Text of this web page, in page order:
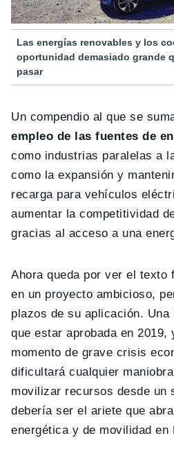
Las energías renovables y los
oportunidad demasiado grande
pasar
Un compendio al que se
empleo de las fuentes de
como industrias paralelas a
como la expansión y
recarga para vehículos
aumentar la competitividad
gracias al acceso a una
Ahora queda por ver el texto
en un proyecto ambicioso,
plazos de su aplicación.
que estar aprobada en 2019,
momento de grave crisis
dificultará cualquier
movilizar recursos desde un
debería ser el ariete que
energética y de movilidad en